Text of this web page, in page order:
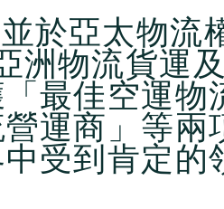
於亞太物流
洲物流貨運
最佳空運
運商」等兩
受到肯定的